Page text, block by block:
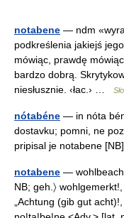
notabene — ndm
podkreślenia jakiejś
mówiąc, prawdę
bardzo dobrą.
niesłusznie. ‹łac.› …
nótabéne — in nóta
dostavku; pomni, ne
pripisal je notabene
notabene —
NB; geh.〉
„Achtung (gib gut